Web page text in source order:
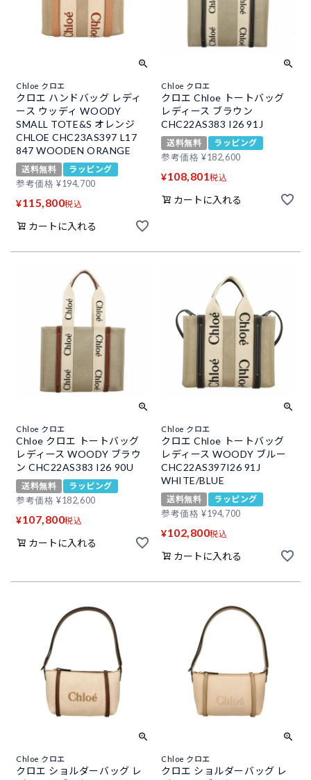
Chloe クロエ
クロエ ハンドバッグ レディ
ース ウッディ WOODY
SMALL TOTE&S オレンジ
CHLOE CHC23AS397 L17
847 WOODEN ORANGE
送料無料
ラッピング
参考価格 ¥194,700
¥115,800税込
カートに入れる
Chloe クロエ
クロエ Chloe トートバッグ
レディース ブラウン
CHC22AS383 I26 91J
送料無料
ラッピング
参考価格 ¥182,600
¥108,801税込
カートに入れる
Chloe クロエ
Chloe クロエ トートバッグ
レディース WOODY ブラウ
ン CHC22AS383 I26 90U
送料無料
ラッピング
参考価格 ¥182,600
¥107,800税込
カートに入れる
Chloe クロエ
クロエ Chloe トートバッグ
レディース WOODY ブルー
CHC22AS397I26 91J
WHITE/BLUE
送料無料
ラッピング
参考価格 ¥194,700
¥102,800税込
カートに入れる
Chloe クロエ
クロエ ショルダーバッグ レ
Chloe クロエ
クロエ ショルダーバッグ レ